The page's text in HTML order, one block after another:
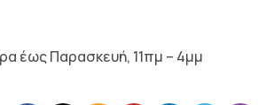
έως Παρασκευή, 11πμ – 4μμ